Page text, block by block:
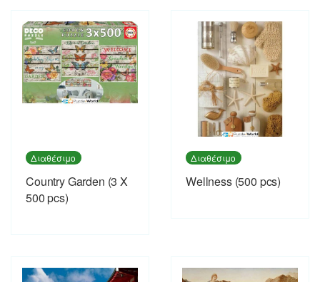
Διαθέσιμο
Country Garden (3 X
500 pcs)
Διαθέσιμο
Wellness (500 pcs)